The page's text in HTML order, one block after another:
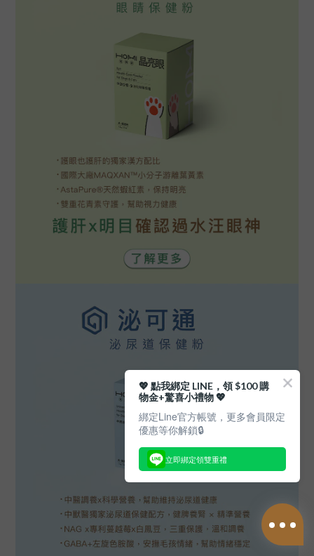
💖 點我綁定 LINE，領 $100 購
物金+驚喜小禮物 💖
綁定Line官方帳號，更多會員限定
優惠等你解鎖🔒
立即綁定領雙重禮